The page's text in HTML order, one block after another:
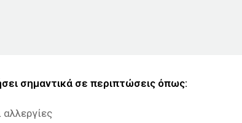
σημαντικά σε περιπτώσεις όπως:
αλλεργίες